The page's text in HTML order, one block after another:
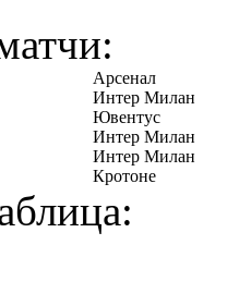
Арсенал
Интер Милан
Ювентус
Интер Милан
Интер Милан
Кротоне